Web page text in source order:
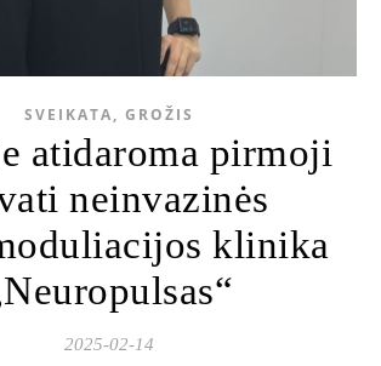
SVEIKATA, GROŽIS
atidaroma pirmoji
neinvazinės
klinika
2025-02-14